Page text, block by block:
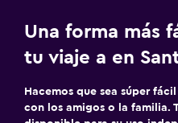
Una forma más
tu viaje a en
Hacemos que sea súper
con los amigos o la familia.